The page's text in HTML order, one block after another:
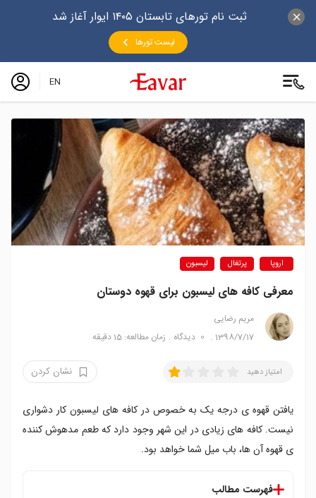
ثبت نام تورهای تابستان ۱۴۰۵ ایوار آغاز شد
لیست تورها
EN
اروپا پرتغال لیسبون
معرفی کافه های لیسبون برای قهوه دوستان
مریم رضایی
1398/7/17
0 دیدگاه زمان مطالعه: 15 دقیقه
امتیاز دهید نشان کردن
یافتن قهوه ی درجه یک به خصوص در کافه های لیسبون کار دشواری
نیست. کافه های زیادی در این شهر وجود دارد که طعم مدهوش کننده
ی قهوه آن ها، باب میل شما خواهد بود.
فهرست مطالب